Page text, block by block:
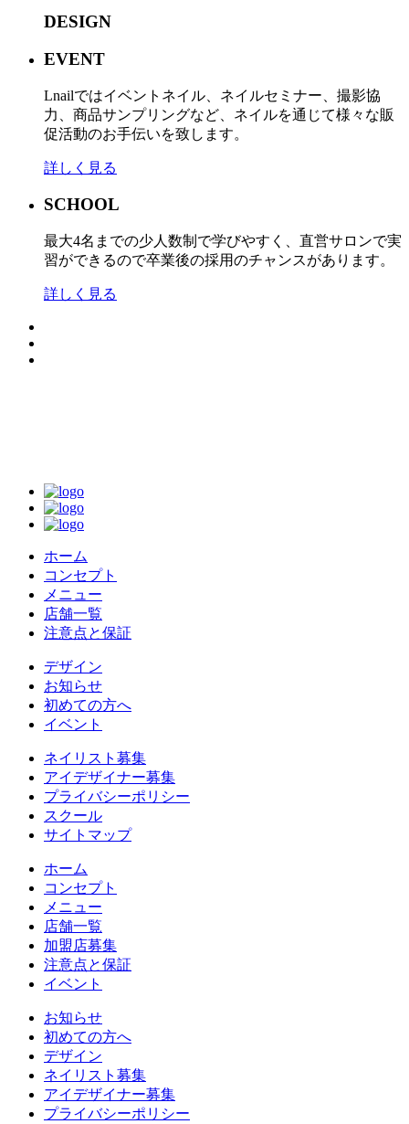
DESIGN
EVENT
Lnailではイベントネイル、ネイルセミナー、撮影協
力、商品サンプリングなど、ネイルを通じて様々な販
促活動のお手伝いを致します。
詳しく見る
SCHOOL
最大4名までの少人数制で学びやすく、直営サロンで実
習ができるので卒業後の採用のチャンスがあります。
詳しく見る
ホーム
コンセプト
メニュー
店舗一覧
注意点と保証
デザイン
お知らせ
初めての方へ
イベント
ネイリスト募集
アイデザイナー募集
プライバシーポリシー
スクール
サイトマップ
ホーム
コンセプト
メニュー
店舗一覧
加盟店募集
注意点と保証
イベント
お知らせ
初めての方へ
デザイン
ネイリスト募集
アイデザイナー募集
プライバシーポリシー